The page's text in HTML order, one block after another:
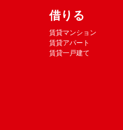
借りる
賃貸マンション
賃貸アパート
賃貸一戸建て